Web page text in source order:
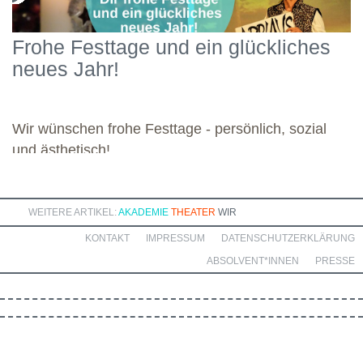
Engagement widmete sich die Gruppe diesen vielseitigen
Schwerpunkten und legte damit einen starken Grundstein für die
kommenden Module. Günther wünscht allen weiteren
Dozierenden viel Freude bei ihren Modulen sowie eine ebenso
Frohe Festtage und ein glückliches
neues Jahr!
Wir wünschen frohe Festtage - persönlich, sozial
und ästhetisch!
WEITERE ARTIKEL: AKADEMIE THEATER WIR
DATENSCHUTZERKLÄRUNG
IMPRESSUM
KONTAKT
PRESSE
ABSOLVENT*INNEN